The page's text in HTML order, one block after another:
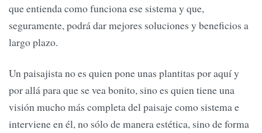
que entienda como funciona ese sistema y que,
seguramente, podrá dar mejores soluciones y beneficios a
largo plazo.
Un paisajista no es quien pone unas plantitas por aquí y
por allá para que se vea bonito, sino es quien tiene una
visión mucho más completa del paisaje como sistema e
interviene en él, no sólo de manera estética, sino de forma